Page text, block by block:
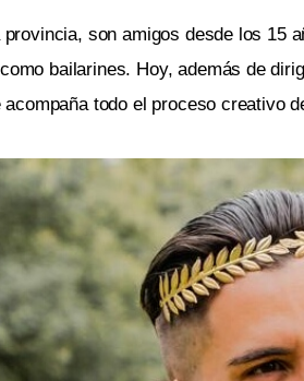
son amigos desde los 15
bailarines. Hoy, además de
todo el proceso creativo